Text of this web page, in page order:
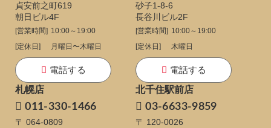
貞安前之町619
朝日ビル4F
[営業時間] 10:00～19:00
[定休日]
月曜日〜木曜日
電話する
砂子1-8-6
長谷川ビル2F
[営業時間] 10:00～19:00
[定休日]
木曜日
電話する
札幌店
011-330-1466
〒 064-0809
北千住駅前店
03-6633-9859
〒 120-0026